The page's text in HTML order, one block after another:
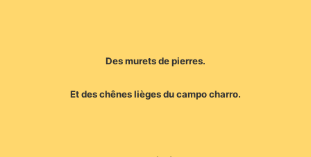
Des murets de pierres.
Et des chênes lièges du campo charro.